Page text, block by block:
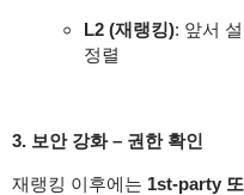
L2 (재랭킹): 앞서
정렬
3. 보안 강화 – 권한 확인
재랭킹 이후에는 1st-party